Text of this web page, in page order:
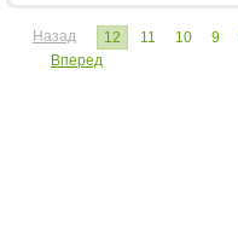
Назад 12 11 10 9
Вперед